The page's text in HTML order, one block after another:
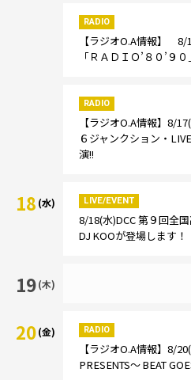
RADIO
【ラジオO.A情報】 8/
「ＲＡＤＩＯ’８０’９
RADIO
【ラジオO.A情報】8/
６ジャンクション・
演!!
18 (水) LIVE/EVENT
8/18(水)DCC 第９回全
DJ KOOが登場します！
19(木)
20(金) RADIO
【ラジオO.A情報】8/
PRESENTS～ BEAT